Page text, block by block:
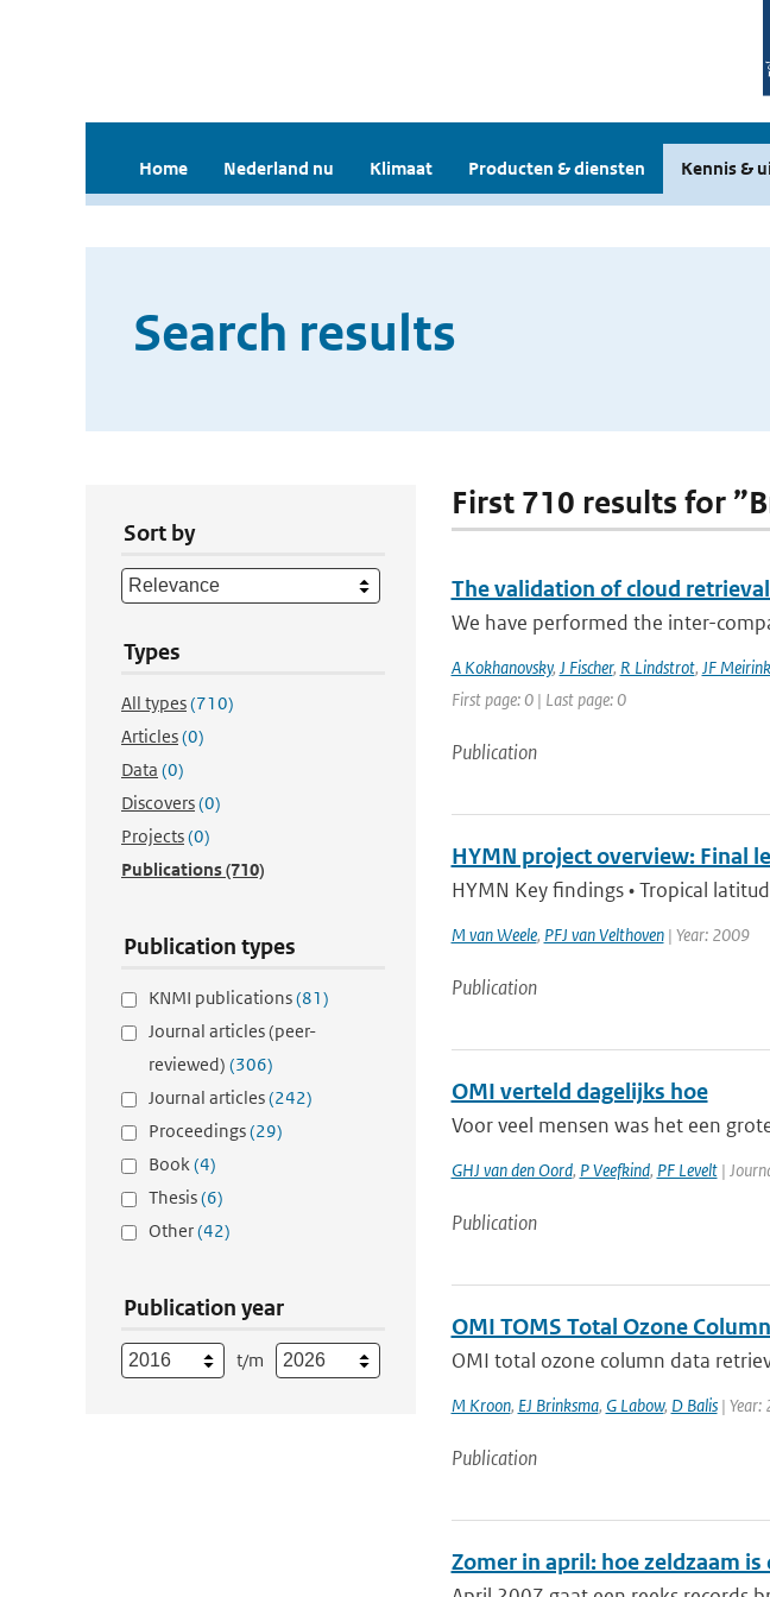
Home Nederland nu Klimaat Producten & diensten Kennis &
Search results
Sort by
Types
All types(710)
Articles(0)
Data (0)
Discovers(0)
Projects(0)
Publications(710)
Publication types
KNMI publications(81)
Journal articles (peer-
reviewed) (306)
Journal articles(242)
Proceedings(29)
Book(4)
Thesis(6)
Other(42)
Publication year
t/m
First 710 results for
The validation of cloud
We have performed the inter-
A Kokhanovsky, J Fischer, R Lindstrot, JF Meirink
First page: 0 | Last page: 0
Publication
HYMN project overview: Final
HYMN Key findings • Tropical
M van Weele, PFJ van Velthoven| Year: 2009
Publication
OMI verteld dagelijks hoe
Voor veel mensen was het een
GHJ van den Oord, P Veefkind, PF Levelt|
Publication
OMI TOMS Total Ozone
OMI total ozone column data
M Kroon, EJ Brinksma, G Labow, D Balis| Year:
Publication
Zomer in april: hoe zeldzaam is